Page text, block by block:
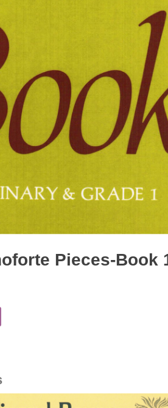
Pieces-Book